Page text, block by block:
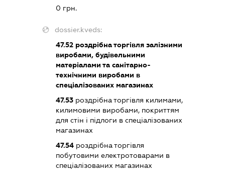
0 грн.
dossier.kveds:
47.52 роздрібна торгівля залізними
виробами, будівельними
матеріалами та санітарно-
технічними виробами в
спеціалізованих магазинах
47.53 роздрібна торгівля килимами,
килимовими виробами, покриттям
для стін і підлоги в спеціалізованих
магазинах
47.54 роздрібна торгівля
побутовими електротоварами в
спеціалізованих магазинах